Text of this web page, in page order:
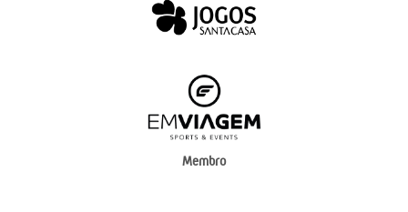
Membro